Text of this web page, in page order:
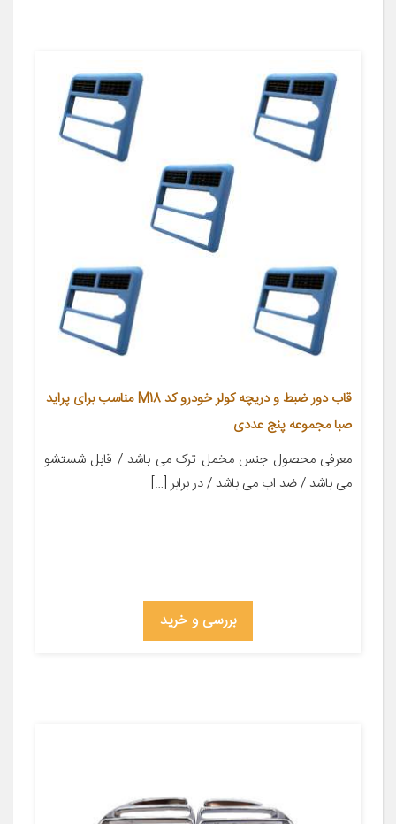
قاب دور ضبط و دریچه کولر خودرو کد M18 مناسب برای پراید
صبا مجموعه پنج عددی
معرفی محصول جنس مخمل ترک می باشد / قابل شستشو
می باشد / ضد اب می باشد / در برابر […]
بررسی و خرید